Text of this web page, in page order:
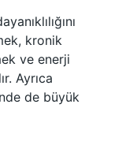
kronik
ve enerji
Ayrıca
de büyük